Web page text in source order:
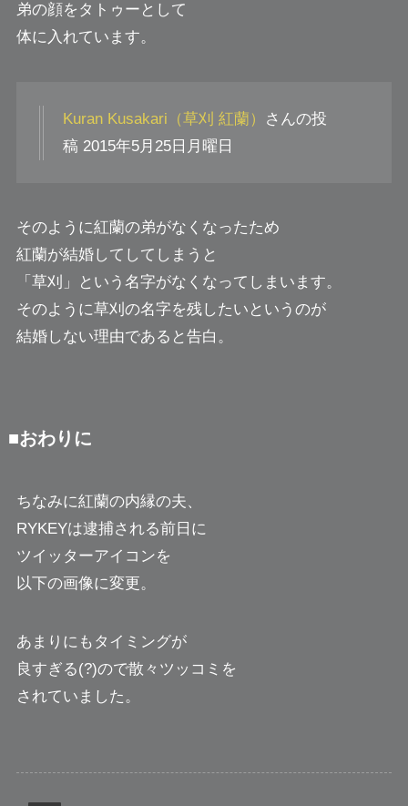
弟の顔をタトゥーとして
体に入れています。
Kuran Kusakari（草刈 紅蘭）
さんの投
稿 2015年5月25日月曜日
そのように紅蘭の弟がなくなったため
紅蘭が結婚してしてしまうと
「草刈」という名字がなくなってしまいます。
そのように草刈の名字を残したいというのが
結婚しない理由であると告白。
■おわりに
ちなみに紅蘭の内縁の夫、
RYKEYは逮捕される前日に
ツイッターアイコンを
以下の画像に変更。
あまりにもタイミングが
良すぎる(?)ので散々ツッコミを
されていました。